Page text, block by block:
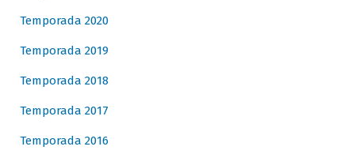
Temporada 2020
Temporada 2019
Temporada 2018
Temporada 2017
Temporada 2016